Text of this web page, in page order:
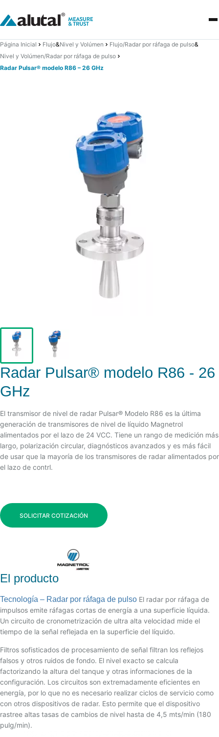
Página Inicial Flujo&Nivel y Volúmen Flujo/Radar por ráfaga de pulso&
Nivel y Volúmen/Radar por ráfaga de pulso
Radar Pulsar® modelo R86 – 26 GHz
Radar Pulsar® modelo R86 - 26
GHz
El transmisor de nivel de radar Pulsar® Modelo R86 es la última
generación de transmisores de nivel de líquido Magnetrol
alimentados por el lazo de 24 VCC. Tiene un rango de medición más
largo, polarización circular, diagnósticos avanzados y es más fácil
de usar que la mayoría de los transmisores de radar alimentados por
el lazo de contrl.
SOLICITAR COTIZACIÓN
El producto
Tecnología – Radar por ráfaga de pulso El radar por ráfaga de
impulsos emite ráfagas cortas de energía a una superficie líquida.
Un circuito de cronometrización de ultra alta velocidad mide el
tiempo de la señal reflejada en la superficie del líquido.
Filtros sofisticados de procesamiento de señal filtran los reflejos
falsos y otros ruidos de fondo. El nivel exacto se calcula
factorizando la altura del tanque y otras informaciones de la
configuración. Los circuitos son extremadamente eficientes en
energía, por lo que no es necesario realizar ciclos de servicio como
con otros dispositivos de radar. Esto permite que el dispositivo
rastree altas tasas de cambios de nivel hasta de 4,5 mts/min (180
pulg/min).